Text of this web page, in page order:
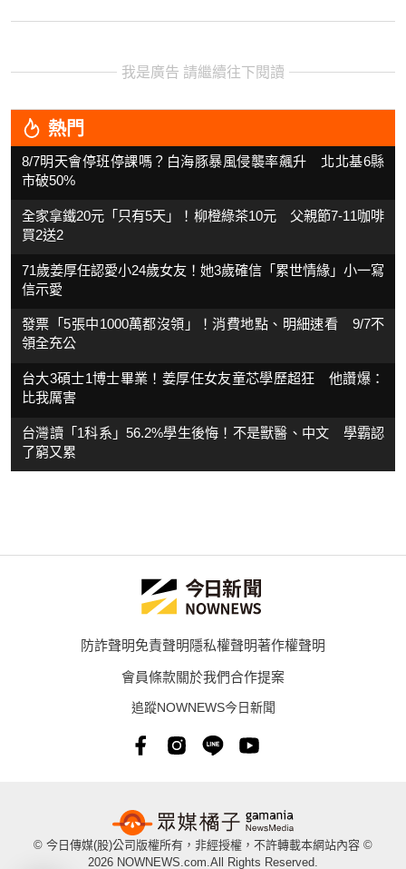
我是廣告 請繼續往下閱讀
熱門
8/7明天會停班停課嗎？白海豚暴風侵襲率飆升 北北基6縣
市破50%
全家拿鐵20元「只有5天」！柳橙綠茶10元 父親節7-11咖啡
買2送2
71歲姜厚任認愛小24歲女友！她3歲確信「累世情緣」小一寫
信示愛
發票「5張中1000萬都沒領」！消費地點、明細速看 9/7不
領全充公
台大3碩士1博士畢業！姜厚任女友童芯學歷超狂 他讚爆：
比我厲害
台灣讀「1科系」56.2%學生後悔！不是獸醫、中文 學霸認
了窮又累
防詐聲明免責聲明隱私權聲明著作權聲明
會員條款關於我們合作提案
追蹤NOWNEWS今日新聞
© 今日傳媒(股)公司版權所有，非經授權，不許轉載本網站內容 ©
2026 NOWNEWS.com.All Rights Reserved.